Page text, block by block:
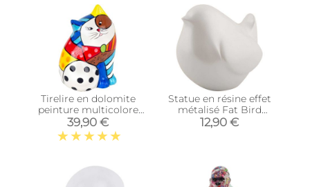
Tirelire en dolomite
peinture multicolore
(Chat)
39,90 €
Statue en résine effet
métalisé Fat Bird
(Blanc)
12,90 €